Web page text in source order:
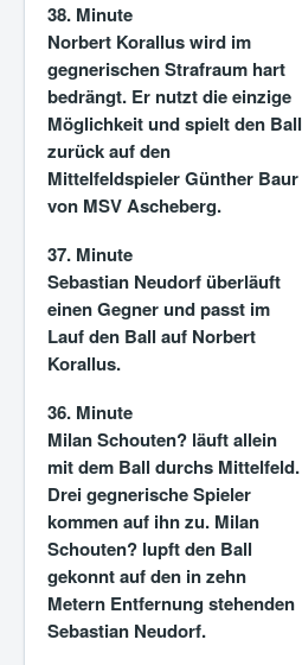
38. Minute
Norbert Korallus wird im
gegnerischen Strafraum hart
bedrängt. Er nutzt die einzige
Möglichkeit und spielt den Ball
zurück auf den
Mittelfeldspieler Günther Baur
von MSV Ascheberg.
37. Minute
Sebastian Neudorf überläuft
einen Gegner und passt im
Lauf den Ball auf Norbert
Korallus.
36. Minute
Milan Schouten? läuft allein
mit dem Ball durchs Mittelfeld.
Drei gegnerische Spieler
kommen auf ihn zu. Milan
Schouten? lupft den Ball
gekonnt auf den in zehn
Metern Entfernung stehenden
Sebastian Neudorf.